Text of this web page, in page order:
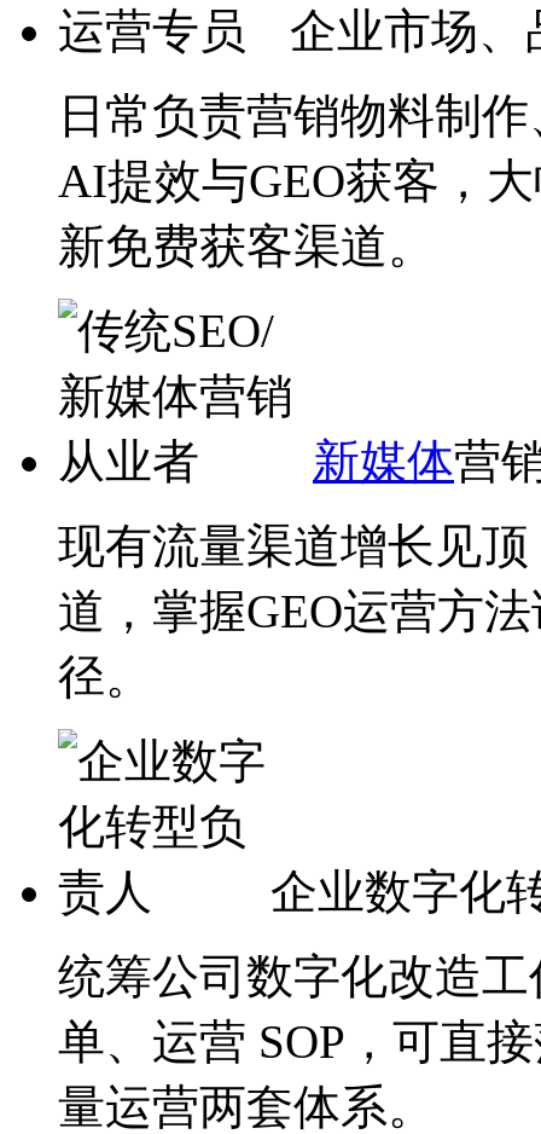
企业市场
日常负责营销物料制
AI提效与GEO获客，
新免费获客渠道。
新媒体营
现有流量渠道增长见
道，掌握GEO运营方
径。
企业数字化
统筹公司数字化改造
单、运营 SOP，可直
量运营两套体系。